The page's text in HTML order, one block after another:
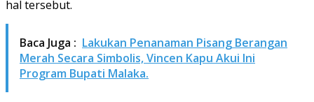
hal tersebut.
Baca Juga : Lakukan Penanaman Pisang Berangan
Merah Secara Simbolis, Vincen Kapu Akui Ini
Program Bupati Malaka.